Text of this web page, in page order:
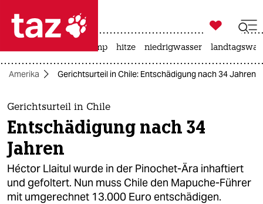
 taz zahl ich
taz zahl ich
themen
politik
öko
gesellschaft

taz zahl ich
usa unter trump hitze niedrigwasser
Amerika Gerichtsurteil in Chile: Entschädigung nach 34 Jahren
Gerichtsurteil in Chile
Entschädigung nach 34
Jahren
Héctor Llaitul wurde in der Pinochet-Ära inhaftiert
und gefoltert. Nun muss Chile den Mapuche-Führer
mit umgerechnet 13.000 Euro entschädigen.